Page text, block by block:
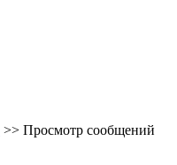
>> Просмотр сообщений